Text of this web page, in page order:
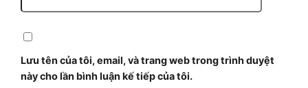
Lưu tên của tôi, email, và trang web trong trình duyệt
này cho lần bình luận kế tiếp của tôi.